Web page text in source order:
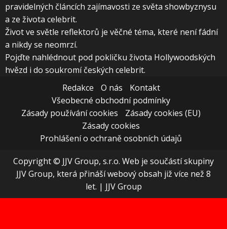
pravidelných článcích zajímavosti ze světa showbyznysu
a ze života celebrit.
Život ve světle reflektorů je věčné téma, které není fádní
a nikdy se neomrzí.
Pojďte nahlédnout pod pokličku života Hollywoodských
hvězd i do soukromí českých celebrit.
Redakce
O nás
Kontakt
Všeobecné obchodní podmínky
Zásady používání cookies
Zásady cookies (EU)
Zásady cookies
Prohlášení o ochraně osobních údajů
Copyright © JJV Group, s.r.o. Web je součástí skupiny
JJV Group, která přináší webový obsah již více než 8
let. | JJV Group